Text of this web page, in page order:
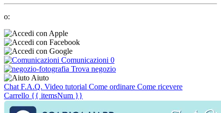
o:
Comunicazioni 0
Trova negozio
Aiuto
Chat F.A.Q. Video tutorial Come ordinare Come ricevere
Carrello {{ itemsNum }}